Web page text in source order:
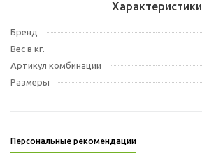
Характеристики
Бренд
Вес в кг.
Артикул комбинации
Размеры
Персональные рекомендации